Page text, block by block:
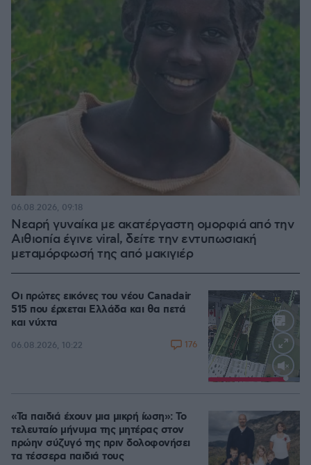
Νεαρή γυναίκα με ακατέργαστη ομορφιά από την
Αιθιοπία έγινε viral, δείτε την εντυπωσιακή
μεταμόρφωσή της από μακιγιέρ
06.08.2026, 09:18
Loaded:
Οι πρώτες εικόνες του νέου Canadair
515 που έρχεται Ελλάδα και θα πετά
και νύχτα
06.08.2026, 10:22 176
«Τα παιδιά έχουν μια μικρή ίωση»: Το
τελευταίο μήνυμα της μητέρας στον
πρώην σύζυγό της πριν δολοφονήσει
τα τέσσερα παιδιά τους